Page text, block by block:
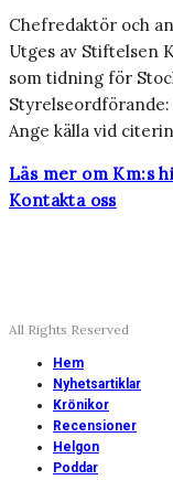
Chefredaktör och
Utges av Stiftelsen
som tidning för
Ange källa vid
Läs mer om Km:s
Kontakta oss
All Rights Reserved
Hem
Nyhetsartiklar
Krönikor
Recensioner
Helgon
Poddar